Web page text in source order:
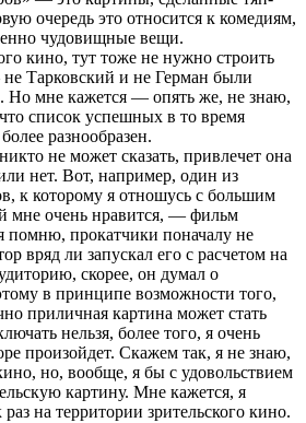
очередь это относится к комедиям,
чудовищные вещи.
кино, тут тоже не нужно строить
Тарковский и не Герман были
Но мне кажется — опять же, не знаю,
список успешных в то время
разнообразен.
не может сказать, привлечет она
нет. Вот, например, один из
к которому я отношусь с большим
мне очень нравится, — фильм
помню, прокатчики поначалу не
вряд ли запускал его с расчетом на
скорее, он думал о
в принципе возможности того,
приличная картина может стать
нельзя, более того, я очень
произойдет. Скажем так, я не знаю,
но, вообще, я бы с удовольствием
картину. Мне кажется, я
на территории зрительского кино.